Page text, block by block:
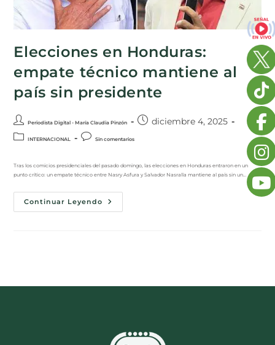
Elecciones en Honduras:
empate técnico mantiene al
país sin presidente
Periodista Digital - María Claudia Pinzón diciembre 4, 2025
INTERNACIONAL Sin comentarios
Tras los comicios presidenciales del pasado domingo, las elecciones en Honduras entraron en un
punto crítico: un empate técnico entre Nasry Asfura y Salvador Nasralla mantiene al país sin un…
Continuar Leyendo